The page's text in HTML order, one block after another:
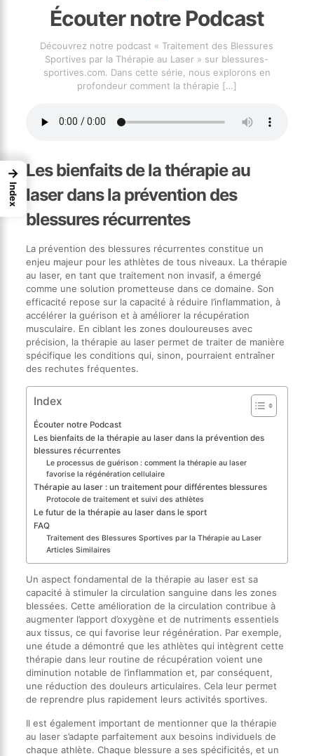
Écouter notre Podcast
Découvrez notre podcast « Traitement des Blessures
Sportives par la Thérapie au Laser » sur blessures-
sportives.com. Dans cette série, nous explorons en
profondeur comment la thérapie […]
Les bienfaits de la thérapie au
laser dans la prévention des
blessures récurrentes
La prévention des blessures récurrentes constitue un
enjeu majeur pour les athlètes de tous niveaux. La thérapie
au laser, en tant que traitement non invasif, a émergé
comme une solution prometteuse dans ce domaine. Son
efficacité repose sur la capacité à réduire l’inflammation, à
accélérer la guérison et à améliorer la récupération
musculaire. En ciblant les zones douloureuses avec
précision, la thérapie au laser permet de traiter de manière
spécifique les conditions qui, sinon, pourraient entraîner
des rechutes fréquentes.
Index
Écouter notre Podcast
Les bienfaits de la thérapie au laser dans la prévention des
blessures récurrentes
Le processus de guérison : comment la thérapie au laser
favorise la régénération cellulaire
Thérapie au laser : un traitement pour différentes blessures
Protocole de traitement et suivi des athlètes
Le futur de la thérapie au laser dans le sport
FAQ
Traitement des Blessures Sportives par la Thérapie au Laser
Articles Similaires
Un aspect fondamental de la thérapie au laser est sa
capacité à stimuler la circulation sanguine dans les zones
blessées. Cette amélioration de la circulation contribue à
augmenter l’apport d’oxygène et de nutriments essentiels
aux tissus, ce qui favorise leur régénération. Par exemple,
une étude a démontré que les athlètes qui intègrent cette
thérapie dans leur routine de récupération voient une
diminution notable de l’inflammation et, par conséquent,
une réduction des douleurs articulaires. Cela leur permet
de reprendre plus rapidement leurs activités sportives.
Il est également important de mentionner que la thérapie
au laser s’adapte parfaitement aux besoins individuels de
chaque athlète. Chaque blessure a ses spécificités, et un
→
Index